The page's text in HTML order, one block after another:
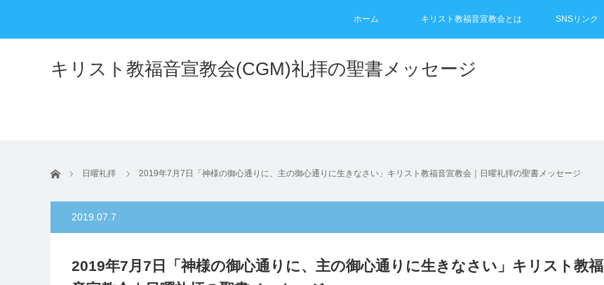
ホーム キリスト教福音宣教会とは SNSリンク
キリスト教福音宣教会(CGM)礼拝の聖書メッセージ
ホーム 日曜礼拝 2019年7月7日「神様の御心通りに、主の御心通りに生きなさい」キリスト教福音宣教会｜日曜礼拝の聖書メッセージ
2019.07.7
2019年7月7日「神様の御心通りに、主の御心通りに生きなさい」キリスト教福